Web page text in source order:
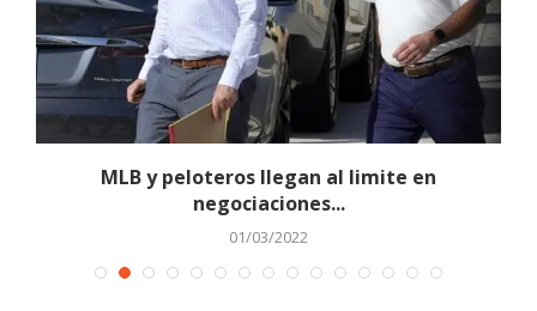
MLB y peloteros llegan al limite en
negociaciones...
01/03/2022